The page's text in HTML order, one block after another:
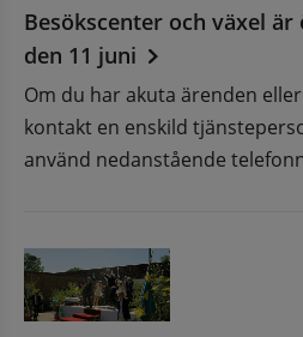
Besökscenter och växel
den 11 juni
Om du har akuta ärenden
kontakt en enskild
använd nedanstående